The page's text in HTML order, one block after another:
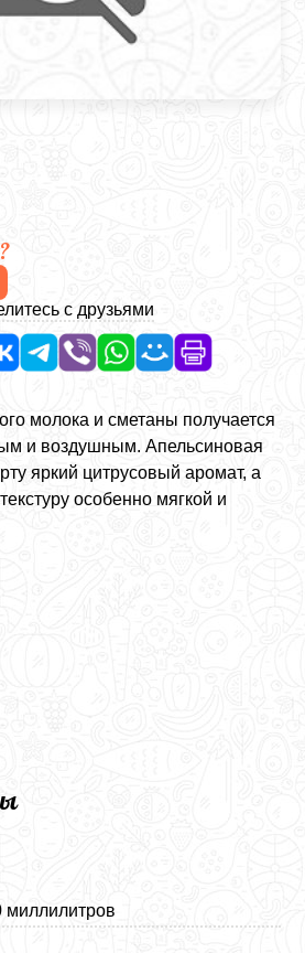
с друзьями
молока и сметаны получается
и воздушным. Апельсиновая
яркий цитрусовый аромат, а
особенно мягкой и
миллилитров